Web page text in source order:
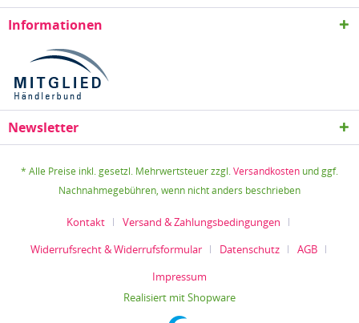
Informationen
Newsletter
* Alle Preise inkl. gesetzl. Mehrwertsteuer zzgl.Versandkosten und ggf.
Nachnahmegebühren, wenn nicht anders beschrieben
Kontakt
Versand & Zahlungsbedingungen
Widerrufsrecht & Widerrufsformular
Datenschutz
AGB
Impressum
Realisiert mit Shopware